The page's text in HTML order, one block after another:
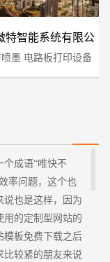
特智能系统有限公
司
喷墨 电路板打印设备
个成语“唯快不
率问题，这个也
说也是这样，因为
用的定制型网站的
模板免费下载之后
比较紧的朋友来说
3万-5万 5万-8万